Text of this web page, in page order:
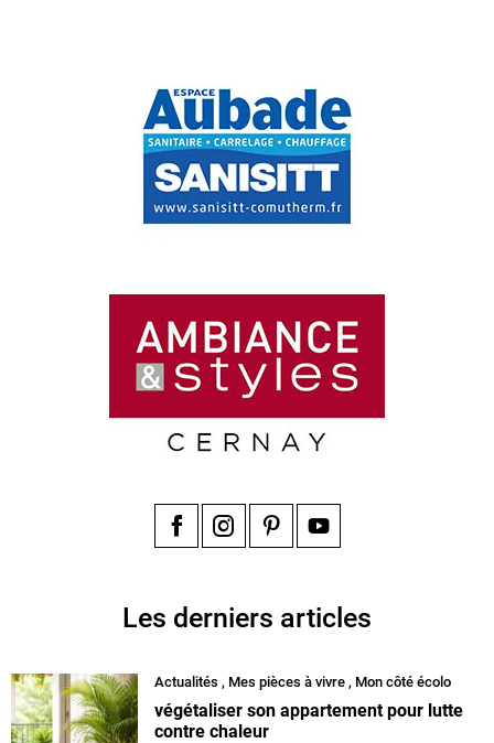
Les derniers articles
Actualités , Mes pièces à vivre , Mon côté écolo
végétaliser son appartement pour lutte
contre chaleur